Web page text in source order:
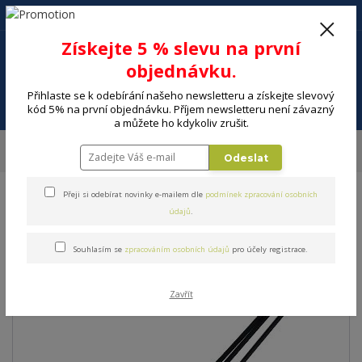
Menu
+420 602 494 600
CINCH (RCA) KABEL SENCOR SAV 107-015
CINCH (RCA) KABEL SENCOR
SAV 107-015
Získejte 5 % slevu na první
objednávku.
Přihlaste se k odebírání našeho newsletteru a získejte slevový
kód 5% na první objednávku. Příjem newsletteru není závazný
a můžete ho kdykoliv zrušit.
Odeslat
Přeji si odebírat novinky e-mailem dle podmínek zpracování osobních
údajů.
Souhlasím se zpracováním osobních údajů pro účely registrace.
Zavřít